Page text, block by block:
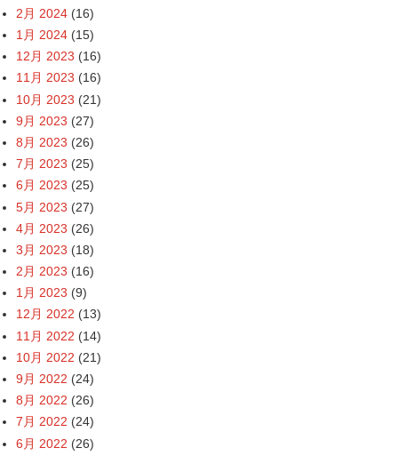
2月 2024 (16)
1月 2024 (15)
12月 2023 (16)
11月 2023 (16)
10月 2023 (21)
9月 2023 (27)
8月 2023 (26)
7月 2023 (25)
6月 2023 (25)
5月 2023 (27)
4月 2023 (26)
3月 2023 (18)
2月 2023 (16)
1月 2023 (9)
12月 2022 (13)
11月 2022 (14)
10月 2022 (21)
9月 2022 (24)
8月 2022 (26)
7月 2022 (24)
6月 2022 (26)